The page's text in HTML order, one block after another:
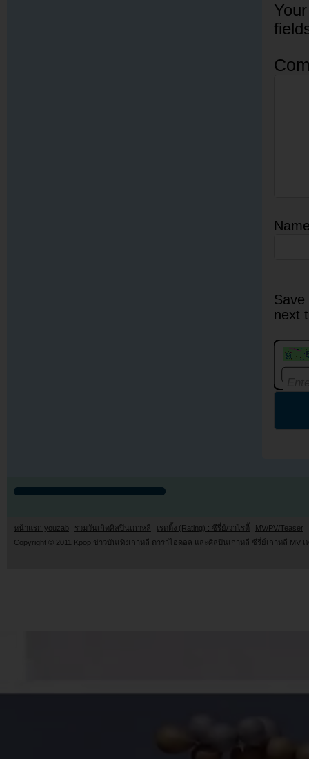
next
หน้าแรก youzab รวมวันเกิดศิลปินเกาหลี เรตติ้ง (Rating) : ซีรี่ย์/วาไรตี้
MV/PV/Teaser
Copyright © 2011
Kpop ข่าวบันเทิงเกาหลี ดาราไอดอล และศิลปินเกาหลี ซีรี่ย์เกาหลี MV